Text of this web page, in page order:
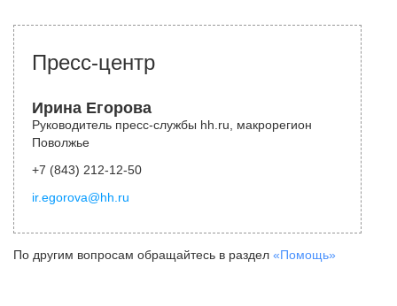
Пресс-центр
Ирина Егорова
Руководитель пресс-службы hh.ru, макрорегион
Поволжье
+7 (843) 212-12-50
ir.egorova@hh.ru
По другим вопросам обращайтесь в раздел «Помощь»